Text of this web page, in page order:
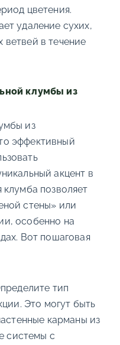
цветения.
удаление сухих,
в течение
клумбы из
из
эффективный
акцент в
позволяет
стены» или
особенно на
Вот пошаговая
тип
Это могут быть
карманы из
системы с